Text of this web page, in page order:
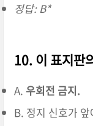
정답: B*
10. 이 표지판
A. 우회전 금지.
B. 정지 신호가